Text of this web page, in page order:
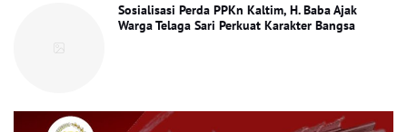
Sosialisasi Perda PPKn Kaltim, H. Baba Ajak
Warga Telaga Sari Perkuat Karakter Bangsa